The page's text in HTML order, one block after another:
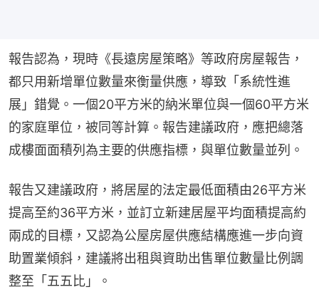
報告認為，現時《長遠房屋策略》等政府房屋報告，
都只用新增單位數量來衡量供應，導致「系統性進
展」錯覺。一個20平方米的納米單位與一個60平方米
的家庭單位，被同等計算。報告建議政府，應把總落
成樓面面積列為主要的供應指標，與單位數量並列。
報告又建議政府，將居屋的法定最低面積由26平方米
提高至約36平方米，並訂立新建居屋平均面積提高約
兩成的目標，又認為公屋房屋供應結構應進一步向資
助置業傾斜，建議將出租與資助出售單位數量比例調
整至「五五比」。